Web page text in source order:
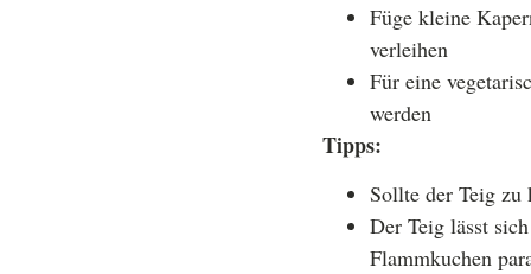
Füge kleine
verleihen
Für eine
werden
Tipps:
Sollte der Teig
Der Teig lässt
Flammkuchen